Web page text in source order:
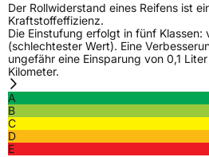
Der Rollwiderstand eines Reifens ist
Kraftstoffeffizienz.
Die Einstufung erfolgt in fünf Klassen:
(schlechtester Wert). Eine
ungefähr eine Einsparung von 0,1
Kilometer.
A
B
C
D
E